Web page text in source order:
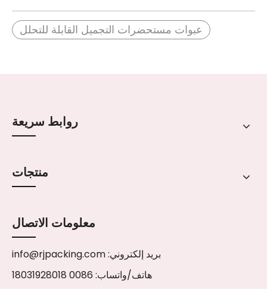
مل قش القمح القابل
للتحلل شامبو زجاجة
مضخة بلاستيكية مع
مل 150 مل 200 مل
250 مل جرة
مستحضرات التجميل
عبوات مستحضرات التجميل القابلة للتحلل
روابط سريعة
منتجات
معلومات الاتصال
بريد إلكتروني:info@rjpacking.com
هاتف/واتساب: 0086 18031928018